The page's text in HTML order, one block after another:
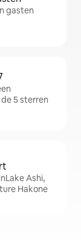
gasten
5 sterren
Ashi,
Hakone